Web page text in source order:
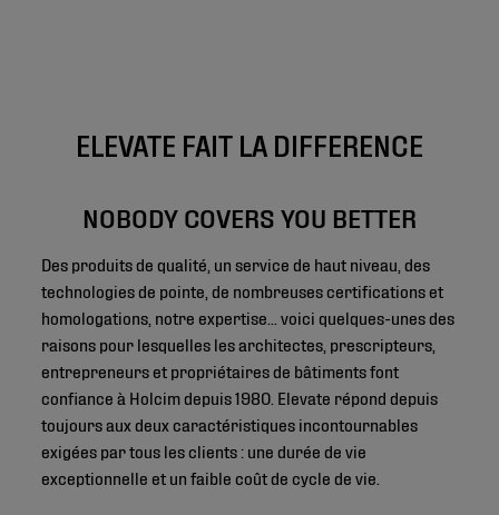
ELEVATE FAIT LA DIFFERENCE
NOBODY COVERS YOU BETTER
Des produits de qualité, un service de haut niveau, des
technologies de pointe, de nombreuses certifications et
homologations, notre expertise... voici quelques-unes des
raisons pour lesquelles les architectes, prescripteurs,
entrepreneurs et propriétaires de bâtiments font
confiance à Holcim depuis 1980. Elevate répond depuis
toujours aux deux caractéristiques incontournables
exigées par tous les clients : une durée de vie
exceptionnelle et un faible coût de cycle de vie.